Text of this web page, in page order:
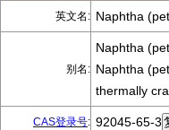
英文名: Naphtha
别名:
Naphtha
Naphtha
thermally
CAS登录号: 92045-65-3